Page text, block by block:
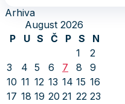
Arhiva
August 2026
P
U S Č P S
N
1
2
3
4 5 6 7 8
9
10 11 12 13 14 15 16
17 18 19 20 21 22 23